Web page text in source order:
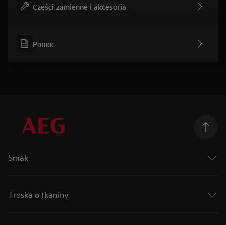
Części zamienne i akcesoria
Pomoc
Smak
Mastery Collection
Connectivity
Troska o tkaniny